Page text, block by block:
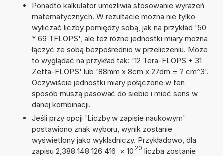
Ponadto kalkulator umożliwia stosowanie wyrażeń
matematycznych. W rezultacie można nie tylko
wyliczać liczby pomiędzy sobą, jak na przykład '50
* 69 TFLOPS', ale też różne jednostki miary można
łączyć ze sobą bezpośrednio w przeliczeniu. Może
to wyglądać na przykład tak: '12 Tera-FLOPS + 31
Zetta-FLOPS' lub '88mm x 8cm x 27dm = ? cm^3'.
Oczywiście jednostki miary połączone w ten
sposób muszą pasować do siebie i mieć sens w
danej kombinacji.
Jeśli przy opcji 'Liczby w zapisie naukowym'
postawiono znak wyboru, wynik zostanie
wyświetlony jako wykładniczy. Przykładowo, dla
zapisu 2,388 148 126 416 × 10 20 liczba zostanie